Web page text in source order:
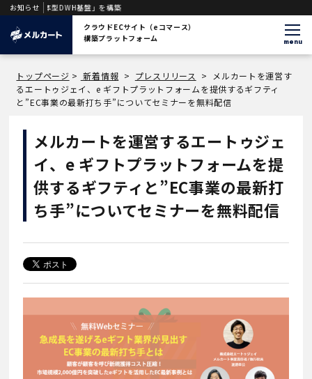
お知らせ
一体型DWH基盤」を構築
クラウドECサイト（eコマース）
構築プラットフォーム
menu
トップページ > 新着情報 > プレスリリース > メルカートを運営す
るエートゥジェイ、e ギフトプラットフォームを提供するギフティ
と”EC事業の最新打ち手”についてセミナーを無料配信
メルカートを運営するエートゥジェ
イ、e ギフトプラットフォームを提
供するギフティと”EC事業の最新打
ち手”についてセミナーを無料配信